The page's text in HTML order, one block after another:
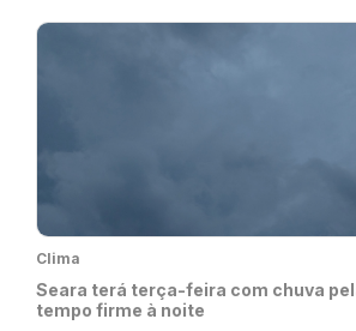
Clima
Seara terá terça-feira com chuva
tempo firme à noite